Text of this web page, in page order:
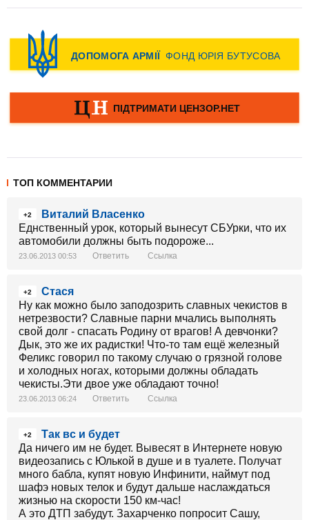
ТОП КОММЕНТАРИИ
+2
Виталий Власенко
Еднственный урок, который вынесут СБУрки, что их
автомобили должны быть подороже...
23.06.2013 00:53 Ответить Ссылка
+2
Стася
Ну как можно было заподозрить славных чекистов в
нетрезвости? Славные парни мчались выполнять
свой долг - спасать Родину от врагов! А девчонки?
Дык, это же их радистки! Что-то там ещё железный
Феликс говорил по такому случаю о грязной голове
и холодных ногах, которыми должны обладать
чекисты.Эти двое уже обладают точно!
23.06.2013 06:24 Ответить Ссылка
+2
Так вс и будет
Да ничего им не будет. Вывесят в Интернете новую
видеозапись с Юлькой в душе и в туалете. Получат
много бабла, купят новую Инфинити, наймут под
шафэ новых телок и будут дальше наслаждаться
жизнью на скорости 150 км-час!
А это ДТП забудут. Захарченко попросит Сашу,